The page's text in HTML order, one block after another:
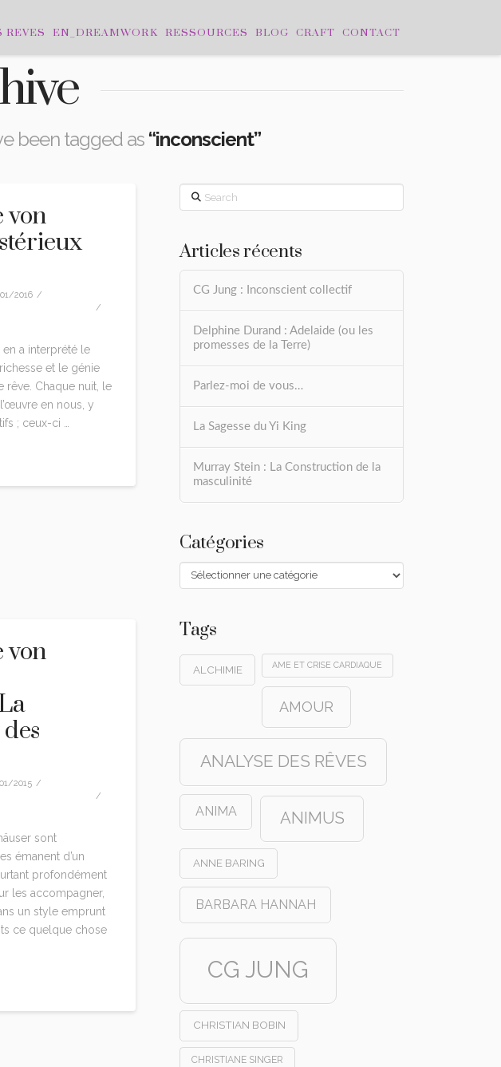
REVES EN_DREAMWORK RESSOURCES BLOG CRAFT CONTACT
been tagged as “inconscient”
von
2016
en a interprété le
et le génie
Chaque nuit, le
en nous, y
; ceux-ci …
von
2015
sont
émanent d’un
profondément
les accompagner,
un style emprunt
ce quelque chose
Search
Articles récents
CG Jung : Inconscient collectif
Delphine Durand : Adelaide (ou les
promesses de la Terre)
Parlez-moi de vous…
La Sagesse du Yi King
Murray Stein : La Construction de la
masculinité
Catégories
Catégories
Tags
ALCHIMIE AME ET CRISE CARDIAQUE
AMOUR
ANALYSE DES RÊVES
ANIMA ANIMUS
ANNE BARING
BARBARA HANNAH
CG JUNG
CHRISTIAN BOBIN
CHRISTIANE SINGER